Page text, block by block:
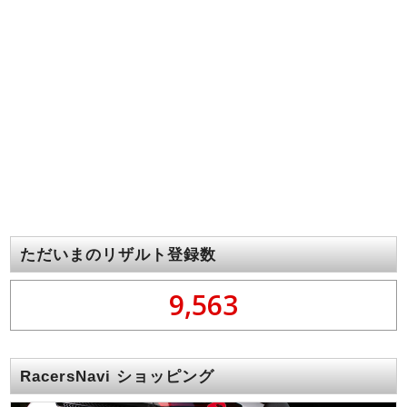
ただいまのリザルト登録数
9,563
RacersNavi ショッピング